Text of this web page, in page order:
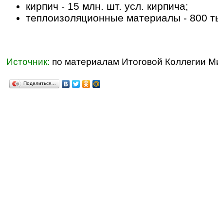
кирпич - 15 млн. шт. усл. кирпича;
теплоизоляционные материалы - 800
Источник: по материалам Итоговой Коллегии
Поделиться…